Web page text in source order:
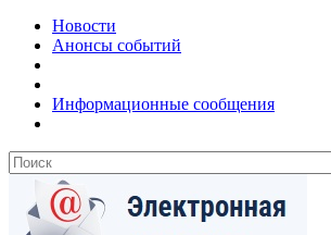
Новости
Анонсы событий
Информационные сообщения